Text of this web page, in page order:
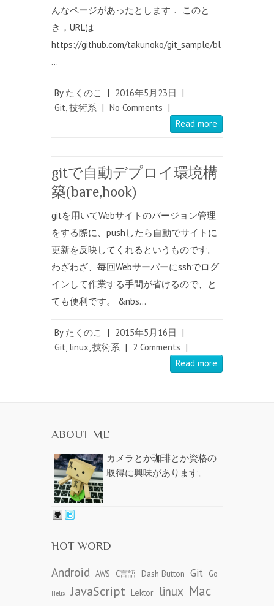
んなページがあったとします． このと
き，URLは
https://github.com/takunoko/git_sample/bl
…
By たくのこ | 2016年5月23日 |
Git,技術系 | No Comments |
Read more
gitで自動デプロイ環境構
築(bare,hook)
gitを用いてWebサイトのバージョン管理
をする際に、pushしたら自動でサイトに
更新を反映してくれるというものです。
わざわざ、毎回Webサーバーにsshでログ
インして作業する手間が省けるので、と
ても便利です。 &nbs…
By たくのこ | 2015年5月16日 |
Git, linux,技術系 | 2 Comments |
Read more
ABOUT ME
カメラとか珈琲とか資格の
取得に興味があります。
HOT WORD
Android AWS C言語 Dash Button Git Go
Helix JavaScript Lektor linux Mac